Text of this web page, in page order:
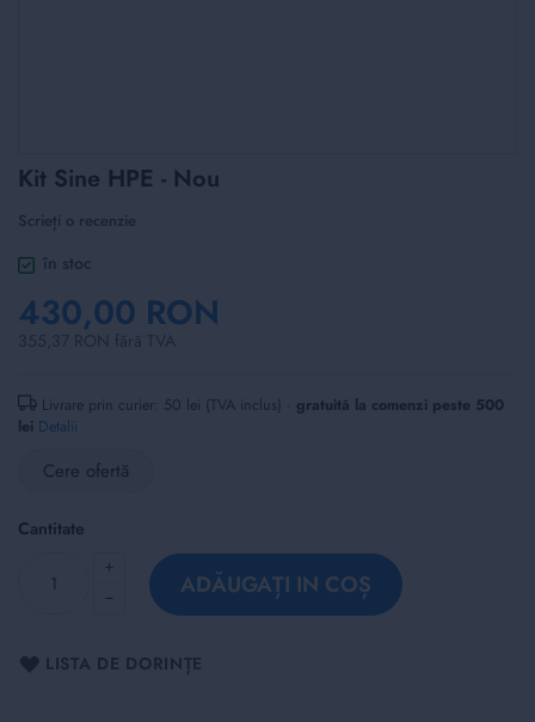
Skip
to
the
beginning
of
images
gallery
Kit Sine HPE - Nou
Scrieți o recenzie
în stoc
430,00 RON
Livrare prin curier: 50 lei (TVA inclus) · gratuită la comenzi peste 500
lei Detalii
Cere ofertă
Cantitate
ADĂUGAȚI IN COȘ
LISTA DE DORINȚE